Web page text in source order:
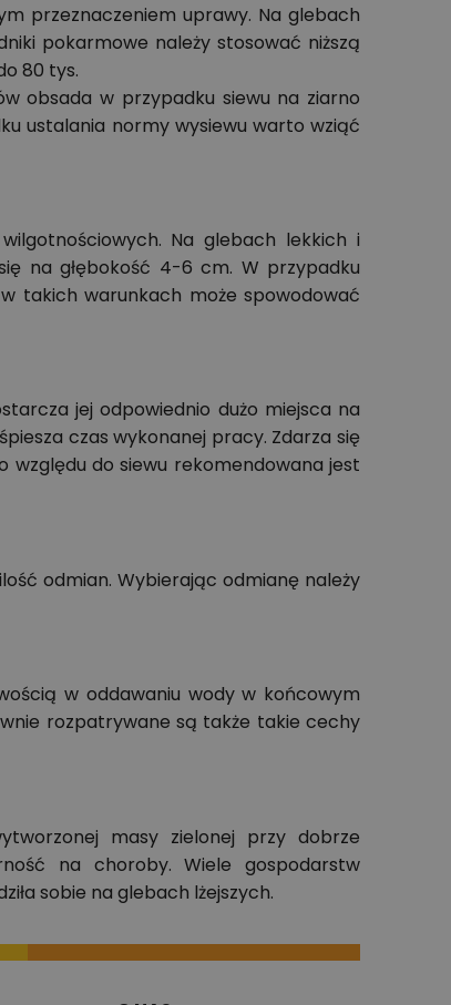
przeznaczeniem uprawy. Na glebach
pokarmowe należy stosować niższą
80 tys.
obsada w przypadku siewu na ziarno
ustalania normy wysiewu warto wziąć
Na glebach lekkich i
na głębokość 4-6 cm. W przypadku
takich warunkach może spowodować
jej odpowiednio dużo miejsca na
czas wykonanej pracy. Zdarza się
względu do siewu rekomendowana jest
odmian. Wybierając odmianę należy
w oddawaniu wody w końcowym
rozpatrywane są także takie cechy
masy zielonej przy dobrze
na choroby. Wiele gospodarstw
sobie na glebach lżejszych.